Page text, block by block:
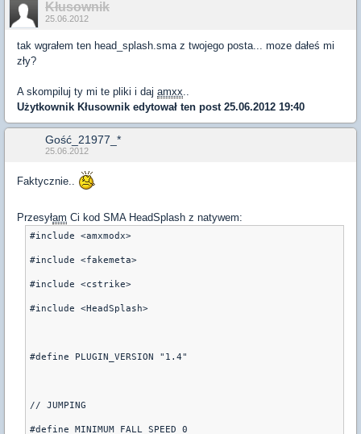
Kłusownik
25.06.2012
tak wgrałem ten head_splash.sma z twojego posta... moze dałeś mi
zły?
A skompiluj ty mi te pliki i daj amxx
Użytkownik Kłusownik edytował ten post 25.06.2012 19:40
Gość_21977_*
25.06.2012
Faktycznie..
Przesyłam Ci kod SMA HeadSplash z natywem:
#include <amxmodx>
#include <fakemeta>
#include <cstrike>
#include <HeadSplash>
#define PLUGIN_VERSION "1.4"
// JUMPING
#define MINIMUM_FALL_SPEED 0